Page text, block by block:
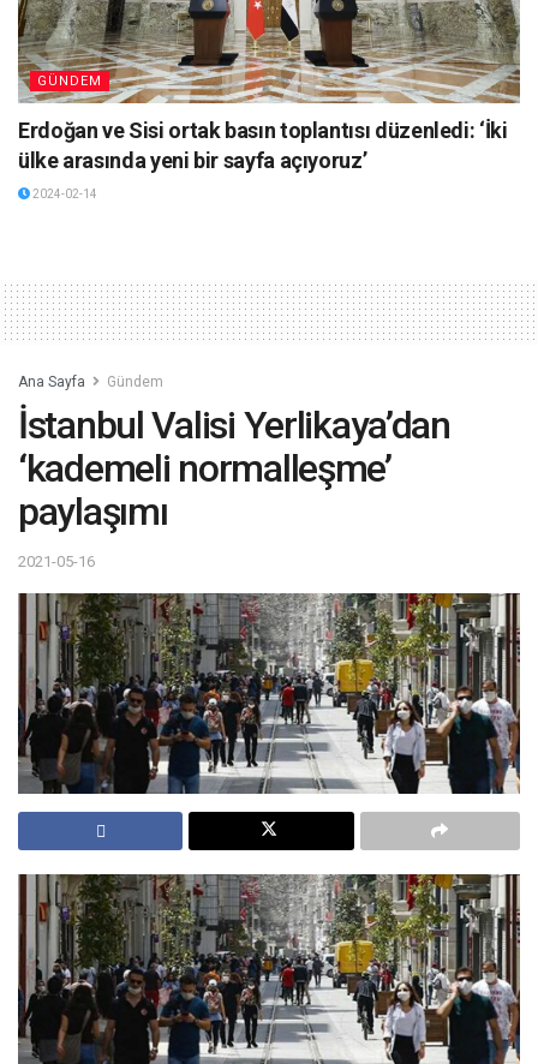
GÜNDEM
Erdoğan ve Sisi ortak basın toplantısı düzenledi: ‘İki
ülke arasında yeni bir sayfa açıyoruz’
2024-02-14
Ana Sayfa Gündem
İstanbul Valisi Yerlikaya’dan
‘kademeli normalleşme’
paylaşımı
2021-05-16